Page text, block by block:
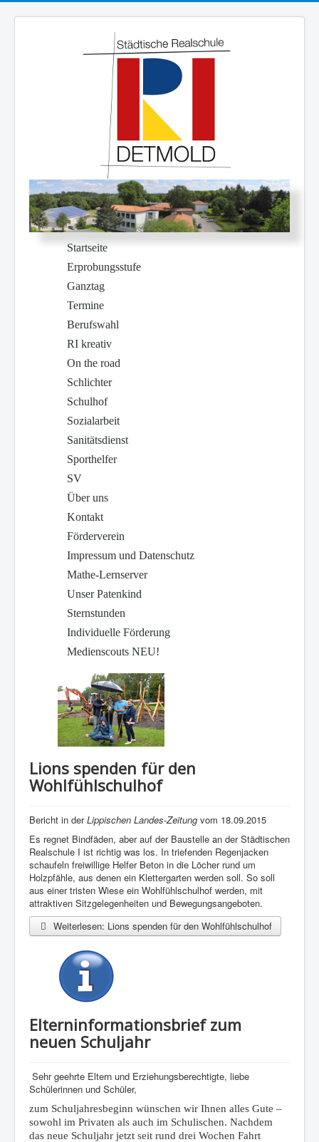
Startseite
Erprobungsstufe
Ganztag
Termine
Berufswahl
RI kreativ
On the road
Schlichter
Schulhof
Sozialarbeit
Sanitätsdienst
Sporthelfer
SV
Über uns
Kontakt
Förderverein
Impressum und Datenschutz
Mathe-Lernserver
Unser Patenkind
Sternstunden
Individuelle Förderung
Medienscouts NEU!
Lions spenden für den
Wohlfühlschulhof
Bericht in derLippischen Landes-Zeitung vom 18.09.2015
Es regnet Bindfäden, aber auf der Baustelle an der Städtischen
Realschule I ist richtig was los. In triefenden Regenjacken
schaufeln freiwillige Helfer Beton in die Löcher rund um
Holzpfähle, aus denen ein Klettergarten werden soll. So soll
aus einer tristen Wiese ein Wohlfühlschulhof werden, mit
attraktiven Sitzgelegenheiten und Bewegungsangeboten.
Weiterlesen: Lions spenden für den Wohlfühlschulhof
Elterninformationsbrief zum
neuen Schuljahr
Sehr geehrte Eltern und Erziehungsberechtigte, liebe
Schülerinnen und Schüler,
zum Schuljahresbeginn wünschen wir Ihnen alles Gute –
sowohl im Privaten als auch im Schulischen. Nachdem
das neue Schuljahr jetzt seit rund drei Wochen Fahrt